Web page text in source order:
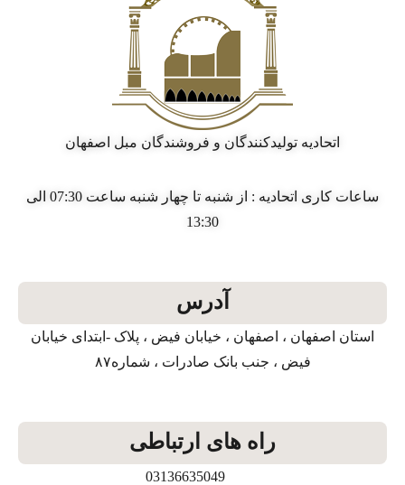
اتحادیه تولیدکنندگان و فروشندگان مبل اصفهان
ساعات کاری اتحادیه : از شنبه تا چهار شنبه ساعت 07:30 الی
13:30
آدرس
استان اصفهان ، اصفهان ، خیابان فیض ، پلاک -ابتدای خیابان
فیض ، جنب بانک صادرات ، شماره۸۷
راه های ارتباطی
03136635049